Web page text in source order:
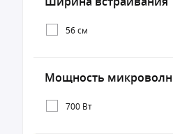
56 см
Мощность микроволн
700 Вт